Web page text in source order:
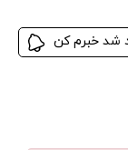
شد خبرم کن